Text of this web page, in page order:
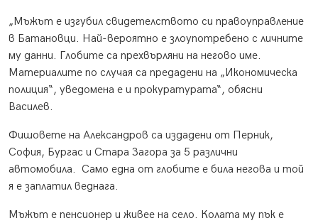
„Мъжът е изгубил свидетелството си правоуправление
в Батановци. Най-вероятно е злоупотребено с личните
му данни. Глобите са прехвърляни на негово име.
Материалите по случая са предадени на „Икономическа
полиция“, уведомена е и прокуратурата“, обясни
Василев.
Фишовете на Александров са издадени от Перник,
София, Бургас и Стара Загора за 5 различни
автомобила. Само една от глобите е била негова и той
я е заплатил веднага.
Мъжът е пенсионер и живее на село. Колата му пък е